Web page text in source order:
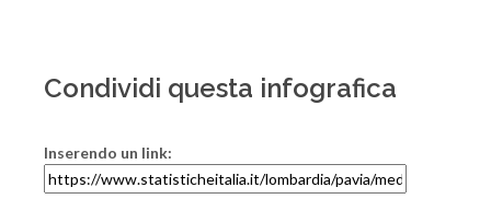
Condividi questa infografica
Inserendo un link: